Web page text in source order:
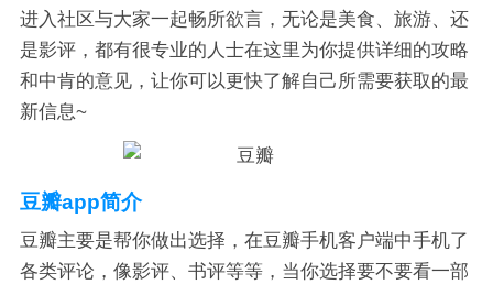
进入社区与大家一起畅所欲言，无论是美食、旅游、还
是影评，都有很专业的人士在这里为你提供详细的攻略
和中肯的意见，让你可以更快了解自己所需要获取的最
新信息~
豆瓣app简介
豆瓣主要是帮你做出选择，在豆瓣手机客户端中手机了
各类评论，像影评、书评等等，当你选择要不要看一部